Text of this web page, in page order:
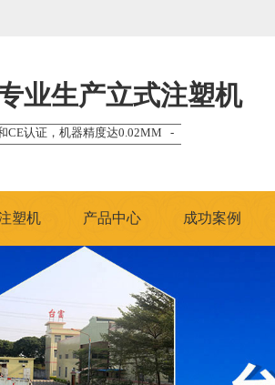
业生产立式注塑机
CE认证，机器精度达0.02MM -
塑机 产品中心 成功案例